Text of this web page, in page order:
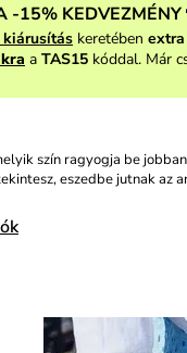
-15% KEDVEZMÉNY
keretében
a TAS15kóddal. Már
szín ragyogja be
eszedbe jutnak az